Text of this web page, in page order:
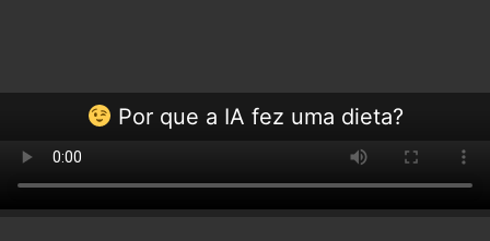
Por que a IA fez uma dieta?